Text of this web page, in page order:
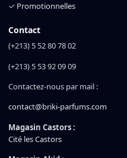
✓ Promotionnelles
Contact
(+213) 5 52 80 78 02
(+213) 5 53 92 09 09
Contactez-nous par mail :
contact@briki-parfums.com
Magasin Castors :
Cité les Castors